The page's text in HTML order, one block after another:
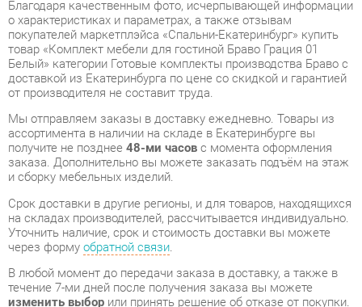
доставкой из Екатеринбурга по цене со скидкой и гарантией
от производителя не составит труда.
Мы отправляем заказы в доставку ежедневно. Товары из
ассортимента в наличии на складе в Екатеринбурге вы
получите не позднее48-ми часовс момента оформления
заказа. Дополнительно вы можете заказать подъём на этаж
и сборку мебельных изделий.
Срок доставки в другие регионы, и для товаров, находящихся
на складах производителей, рассчитывается индивидуально.
Уточнить наличие, срок и стоимость доставки вы можете
через формуобратной связи.
В любой момент до передачи заказа в доставку, а также в
течение 7-ми дней после получения заказа вы можете
изменить выборили принять решение об отказе от покупки.
Несмотря на качественную упаковку, готовые комплекты
могут быть повреждены при транспортировке. Если Вы
заметили дефект при приёме - мы заменим поврежденную
деталь.Повторная доставкатовара -бесплатна.